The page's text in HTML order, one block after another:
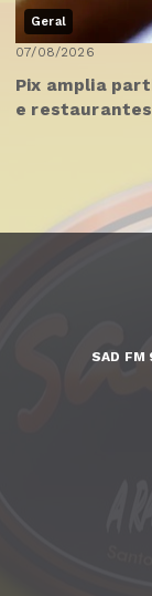
Geral
07/08/2026
Pix amplia
e restaurantes
SAD FM